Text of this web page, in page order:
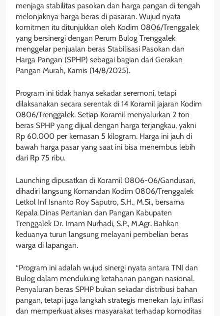
menjaga stabilitas pasokan dan harga pangan di tengah
melonjaknya harga beras di pasaran. Wujud nyata
komitmen itu ditunjukkan oleh Kodim 0806/Trenggalek
yang bersinergi dengan Perum Bulog Trenggalek
menggelar penjualan beras Stabilisasi Pasokan dan
Harga Pangan (SPHP) sebagai bagian dari Gerakan
Pangan Murah, Kamis (14/8/2025).
Program ini tidak hanya sekadar seremoni, tetapi
dilaksanakan secara serentak di 14 Koramil jajaran Kodim
0806/Trenggalek. Setiap Koramil menyalurkan 2 ton
beras SPHP yang dijual dengan harga terjangkau, yakni
Rp 60.000 per kemasan 5 kilogram. Harga ini jauh di
bawah harga pasar yang saat ini bisa menembus lebih
dari Rp 75 ribu.
Launching dipusatkan di Koramil 0806-06/Gandusari,
dihadiri langsung Komandan Kodim 0806/Trenggalek
Letkol Inf Isnanto Roy Saputro, S.H., M.Si., bersama
Kepala Dinas Pertanian dan Pangan Kabupaten
Trenggalek Dr. Imam Nurhadi, S.P., M.Agr. Bahkan
keduanya turun langsung melayani pembelian beras
warga di lapangan.
“Program ini adalah wujud sinergi nyata antara TNI dan
Bulog dalam mendukung ketahanan pangan nasional.
Penyaluran beras SPHP bukan sekadar distribusi bahan
pangan, tetapi juga langkah strategis menekan laju inflasi
dan memperkuat akses masyarakat terhadap komoditas